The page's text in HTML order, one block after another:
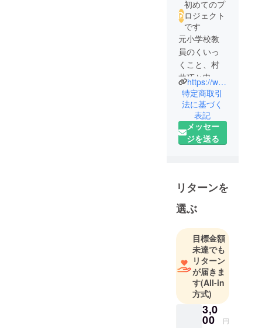
初めてのプ
ロジェクト
です
元小学校教
員のくいっ
くこと、村
井巧と申し
ます。
全ての子ど
もが楽しく
いきいきと
生きられる
ロジェクト
を立ち上げ
ました。ご
くお願いい
たしま
す！！
https://www.instagram.com/camp.919/
特定商取引
法に基づく
表記
メッセー
ジを送る
リターンを
選ぶ
目標金額
未達でも
リターン
が届きま
す(All-in
方式)
3,0
00 円